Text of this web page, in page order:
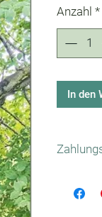
Anzahl *
In den
Betrag